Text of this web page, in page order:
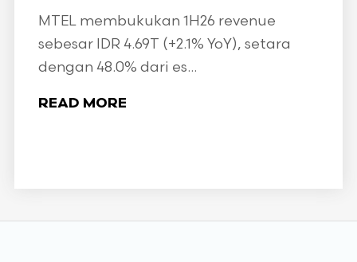
MTEL membukukan 1H26 revenue
sebesar IDR 4.69T (+2.1% YoY), setara
dengan 48.0% dari es...
READ MORE